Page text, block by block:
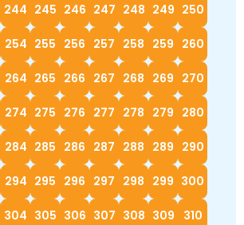
244 245 246 247 248 249 250
254 255 256 257 258 259 260
264 265 266 267 268 269 270
274 275 276 277 278 279 280
284 285 286 287 288 289 290
294 295 296 297 298 299 300
304 305 306 307 308 309 310